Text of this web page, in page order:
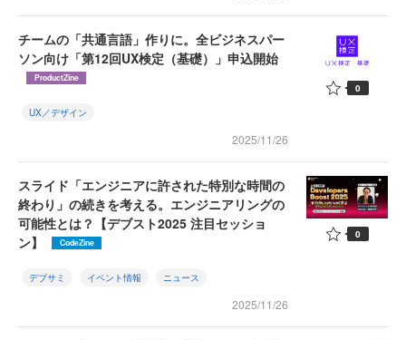
チームの「共通言語」作りに。全ビジネスパー
ソン向け「第12回UX検定（基礎）」申込開始
ProductZine
UX／デザイン
2025/11/26
0
スライド「エンジニアに許された特別な時間の
終わり」の続きを考える。エンジニアリングの
可能性とは？【デブスト2025 注目セッショ
ン】
CodeZine
デブサミ イベント情報 ニュース
2025/11/26
0